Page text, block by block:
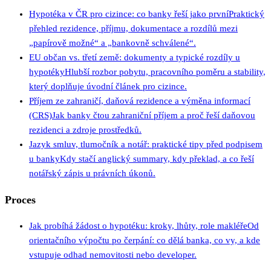
Hypotéka v ČR pro cizince: co banky řeší jako prvníPraktický
přehled rezidence, příjmu, dokumentace a rozdílů mezi
„papírově možné“ a „bankovně schválené“.
EU občan vs. třetí země: dokumenty a typické rozdíly u
hypotékyHlubší rozbor pobytu, pracovního poměru a stability,
který doplňuje úvodní článek pro cizince.
Příjem ze zahraničí, daňová rezidence a výměna informací
(CRS)Jak banky čtou zahraniční příjem a proč řeší daňovou
rezidenci a zdroje prostředků.
Jazyk smluv, tlumočník a notář: praktické tipy před podpisem
u bankyKdy stačí anglický summary, kdy překlad, a co řeší
notářský zápis u právních úkonů.
Proces
Jak probíhá žádost o hypotéku: kroky, lhůty, role makléřeOd
orientačního výpočtu po čerpání: co dělá banka, co vy, a kde
vstupuje odhad nemovitosti nebo developer.